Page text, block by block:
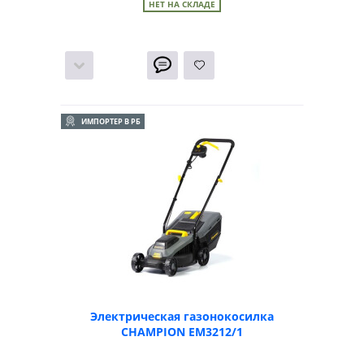
НЕТ НА СКЛАДЕ
ИМПОРТЕР В РБ
Электрическая газонокосилка
CHAMPION EM3212/1